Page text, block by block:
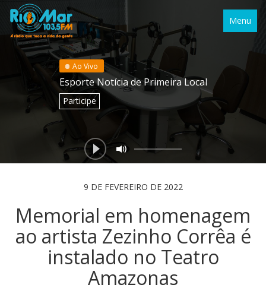
Menu
Ao Vivo
Esporte Notícia de Primeira Local
Participe
9 DE FEVEREIRO DE 2022
Memorial em homenagem
ao artista Zezinho Corrêa é
instalado no Teatro
Amazonas